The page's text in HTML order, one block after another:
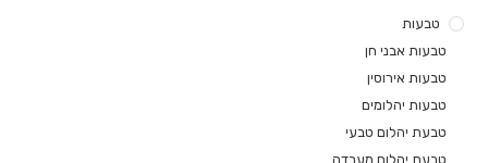
טבעות
טבעות אבני חן
טבעות אירוסין
טבעות יהלומים
טבעת יהלום טבעי
טבעת יהלום מעבדה